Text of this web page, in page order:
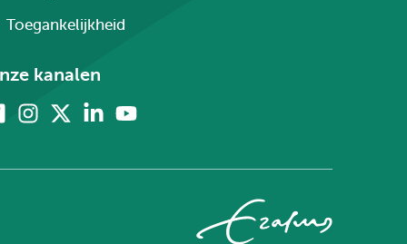
Toegankelijkheid
kanalen
FacebookInstagram LinkedinYoutube